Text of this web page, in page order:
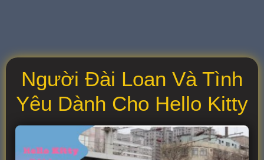
Người Đài Loan Và Tình
Yêu Dành Cho Hello Kitty